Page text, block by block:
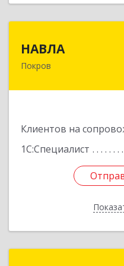
НАВЛА
Покров
Клиентов на
1С:Специалист
601120,